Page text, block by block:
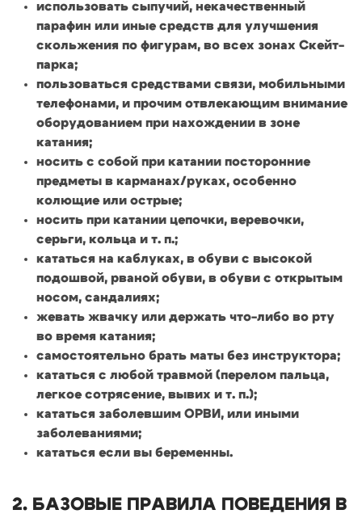
использовать сыпучий, некачественный
парафин или иные средств для улучшения
скольжения по фигурам, во всех зонах Скейт-
парка;
пользоваться средствами связи, мобильными
телефонами, и прочим отвлекающим внимание
оборудованием при нахождении в зоне
катания;
носить с собой при катании посторонние
предметы в карманах/руках, особенно
колющие или острые;
носить при катании цепочки, веревочки,
серьги, кольца и т. п.;
кататься на каблуках, в обуви с высокой
подошвой, рваной обуви, в обуви с открытым
носом, сандалиях;
жевать жвачку или держать что-либо во рту
во время катания;
самостоятельно брать маты без инструктора;
кататься с любой травмой (перелом пальца,
легкое сотрясение, вывих и т. п.);
кататься заболевшим ОРВИ, или иными
заболеваниями;
кататься если вы беременны.
2. БАЗОВЫЕ ПРАВИЛА ПОВЕДЕНИЯ В